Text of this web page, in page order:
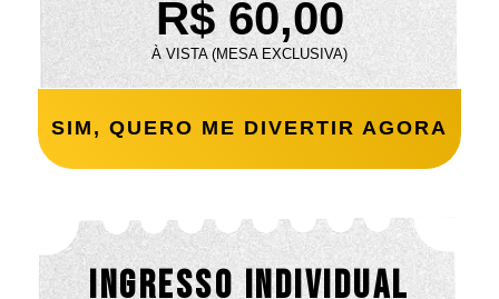
R$ 60,00
À VISTA (MESA EXCLUSIVA)
SIM, QUERO ME DIVERTIR AGORA
Ingresso individual